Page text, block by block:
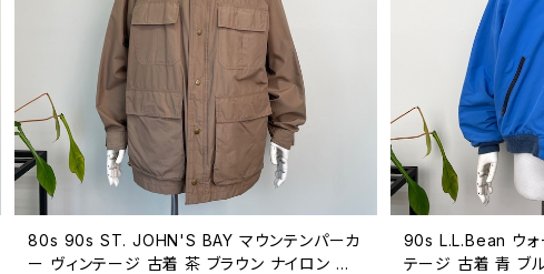
80s 90s ST. JOHN'S BAY マウンテンパーカ
ー ヴィンテージ 古着 茶 ブラウン ナイロン ア
90s L.L.Bean ウォ
テージ 古着 青 ブ